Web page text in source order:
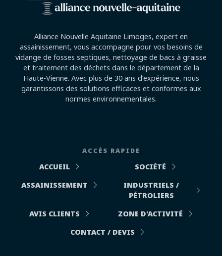
Alliance Nouvelle Aquitaine Limoges, expert en
assainissement, vous accompagne pour vos besoins de
vidange de fosses septiques, nettoyage de bacs à graisse
et traitement des déchets dans le département de la
Haute-Vienne. Avec plus de 30 ans d’expérience, nous
garantissons des solutions efficaces et conformes aux
normes environnementales.
ACCÈS RAPIDE
ACCUEIL
SOCIÉTÉ
ASSAINISSEMENT
INDUSTRIELS /
PÉTROLIERS
AVIS CLIENTS
ZONE D'ACTIVITÉ
CONTACT / DEVIS